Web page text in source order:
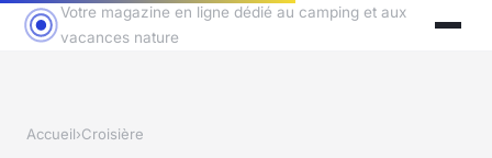
Votre magazine en ligne dédié au camping et aux
vacances nature
Accueil›Croisière